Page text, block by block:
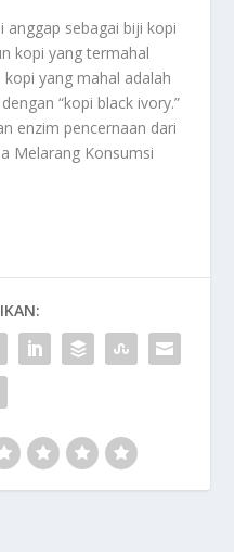
anggap sebagai biji kopi
kopi yang termahal
kopi yang mahal adalah
“kopi black ivory.”
enzim pencernaan dari
Melarang Konsumsi